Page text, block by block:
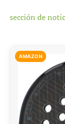
sección de
AMAZON